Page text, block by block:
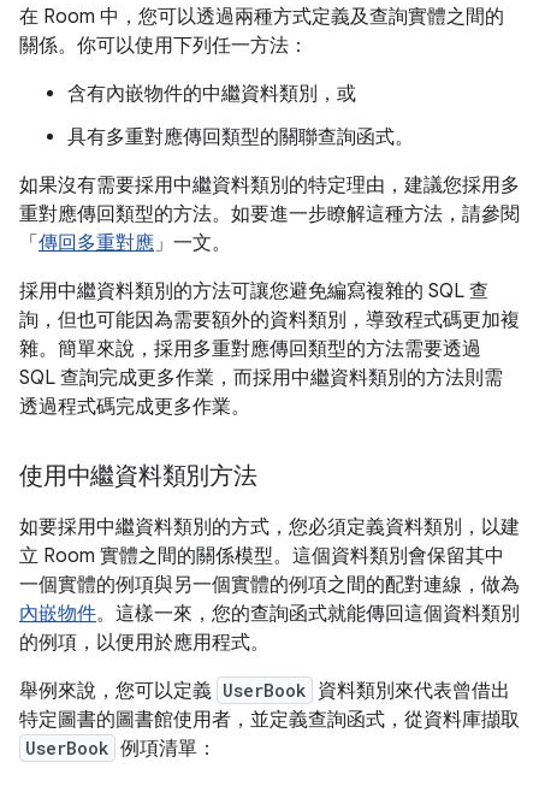
在 Room 中，您可以透過兩種方式定義及查詢實體之間的
關係。你可以使用下列任一方法：
含有內嵌物件的中繼資料類別，或
具有多重對應傳回類型的關聯查詢函式。
如果沒有需要採用中繼資料類別的特定理由，建議您採用多
重對應傳回類型的方法。如要進一步瞭解這種方法，請參閱
「 傳回多重對應」一文。
採用中繼資料類別的方法可讓您避免編寫複雜的 SQL 查
詢，但也可能因為需要額外的資料類別，導致程式碼更加複
雜。簡單來說，採用多重對應傳回類型的方法需要透過
SQL 查詢完成更多作業，而採用中繼資料類別的方法則需
透過程式碼完成更多作業。
使用中繼資料類別方法
如要採用中繼資料類別的方式，您必須定義資料類別，以建
立 Room 實體之間的關係模型。這個資料類別會保留其中
一個實體的例項與另一個實體的例項之間的配對連線，做為
內嵌物件。這樣一來，您的查詢函式就能傳回這個資料類別
的例項，以便用於應用程式。
舉例來說，您可以定義 UserBook 資料類別來代表曾借出
特定圖書的圖書館使用者，並定義查詢函式，從資料庫擷取
UserBook 例項清單：